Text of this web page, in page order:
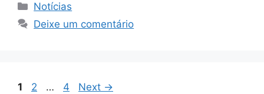
Notícias
Deixe um comentário
1 2 … 4 Next →